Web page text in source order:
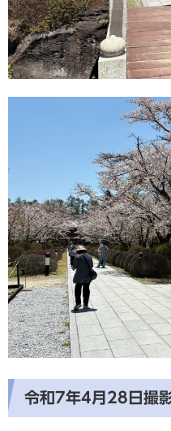
令和7年4月28日撮